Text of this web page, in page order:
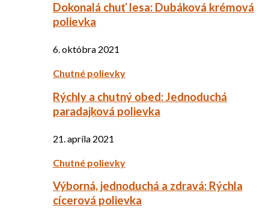
Dokonalá chuť lesa: Dubáková krémová
polievka
6. októbra 2021
Chutné polievky
Rýchly a chutný obed: Jednoduchá
paradajková polievka
21. apríla 2021
Chutné polievky
Výborná, jednoduchá a zdravá: Rýchla
cícerová polievka